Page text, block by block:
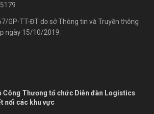
GP-TT-ĐT do sở Thông tin và Truyền thông
ngày 15/10/2019.
Công Thương tổ chức Diễn đàn Logistics
nối các khu vực